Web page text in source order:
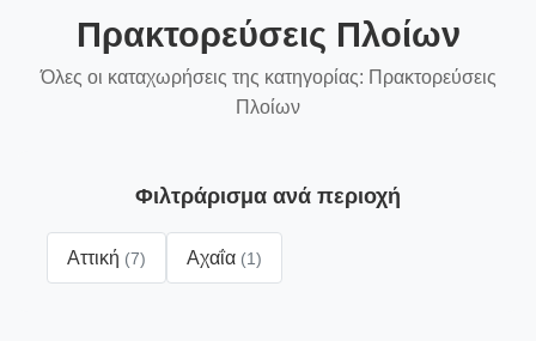
Πρακτορεύσεις Πλοίων
Όλες οι καταχωρήσεις της κατηγορίας: Πρακτορεύσεις
Πλοίων
Φιλτράρισμα ανά περιοχή
Αττική (7) Αχαΐα (1)